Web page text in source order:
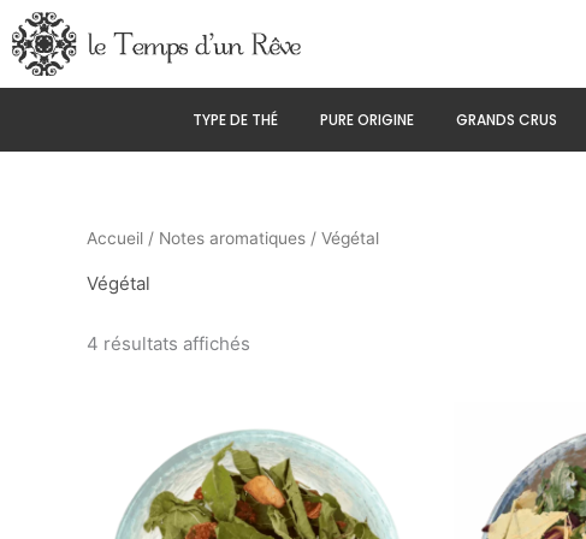
Aller
au
contenu
TYPE DE THÉ PURE ORIGINE GRANDS CRUS
Accueil / Notes aromatiques / Végétal
Végétal
4 résultats affichés
produit
a
plusieurs
variations.